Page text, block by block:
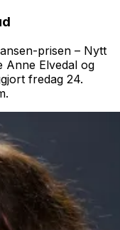
prisen – Nytt
Anne Elvedal og
fredag 24.